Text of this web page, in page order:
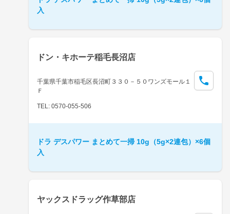
入
ドン・キホーテ稲毛長沼店
千葉県千葉市稲毛区長沼町３３０－５０ワンズモール１
Ｆ
TEL: 0570-055-506
ドラ デスパワー まとめて一掃 10g（5g×2連包）×6個
入
ヤックスドラッグ作草部店